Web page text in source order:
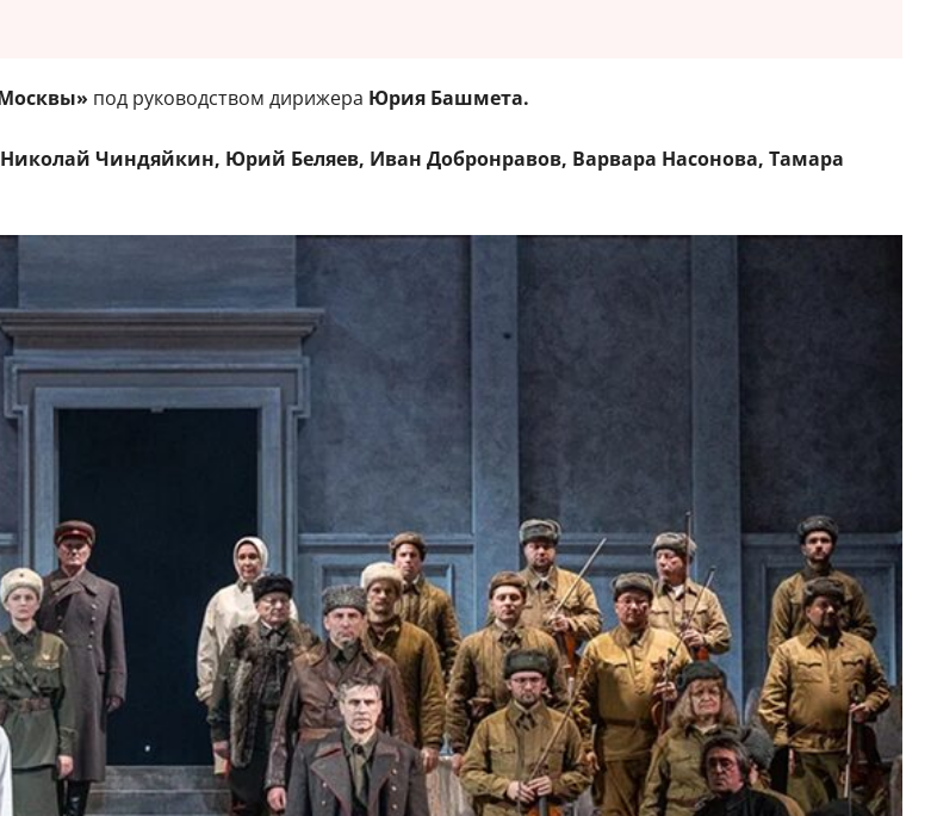
под руководством дирижера Юрия Башмета.
Чиндяйкин, Юрий Беляев, Иван Добронравов, Варвара Насонова, Тамара